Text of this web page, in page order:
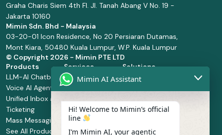
Graha Charis Siem 4th Fl. Jl. Tanah Abang V No. 19 -
Jakarta 10160
Mimin Sdn. Bhd - Malaysia
03-20-01 Icon Residence, No 20 Persiaran Dutamas,
Mont Kiara, 50480 Kuala Lumpur, W.P. Kuala Lumpur
© Copyright 2026 - Mimin PTE LTD
Products
LLM-AI Chatbot
Voice AI Agents
Unified Inbox and
Ticketing
Mass Messaging
See All Products
Services
Solution Design
and
Manage Service
Integration
Service
Solutions
Retail and
Health and
Food and
Mimin AI Assistant
Hi! Welcome to Mimin’s official
line
I’m Mimin AI, your agentic